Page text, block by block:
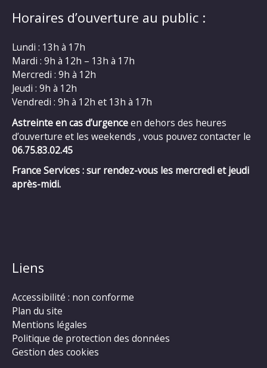
Horaires d’ouverture au public :
Lundi : 13h à 17h
Mardi : 9h à 12h – 13h à 17h
Mercredi : 9h à 12h
Jeudi : 9h à 12h
Vendredi : 9h à 12h et 13h à 17h
Astreinte en cas d’urgenceen dehors des heures
d’ouverture et les weekends , vous pouvez contacter le
06.75.83.02.45
France Services : sur rendez-vous les mercredi et jeudi
après-midi.
Liens
Accessibilité : non conforme
Plan du site
Mentions légales
Politique de protection des données
Gestion des cookies